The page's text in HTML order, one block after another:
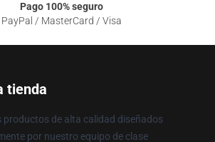
Pago 100% seguro
PayPal / MasterCard / Visa
tienda
productos de alta calidad diseñados
por nuestro equipo de clase